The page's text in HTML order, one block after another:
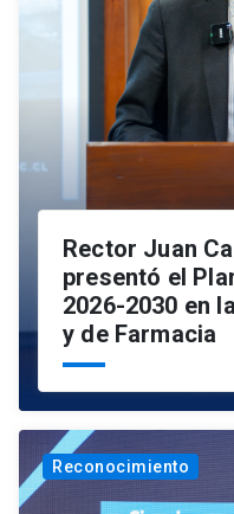
Rector Juan
presentó el
2026-2030 en
y de Farmacia
Reconocimiento